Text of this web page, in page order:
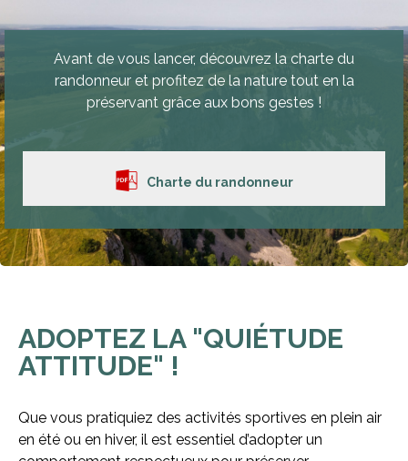
Avant de vous lancer, découvrez la charte du
randonneur et profitez de la nature tout en la
préservant grâce aux bons gestes !
Charte du randonneur
ADOPTEZ LA "QUIÉTUDE
ATTITUDE" !
Que vous pratiquiez des activités sportives en plein air
en été ou en hiver, il est essentiel d’adopter un